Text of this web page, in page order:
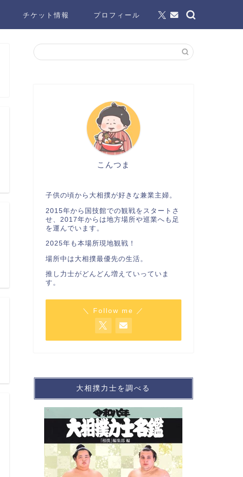
チケット情報 プロフィール
こんつま
子供の頃から大相撲が好きな兼業主婦。
2015年から国技館での観戦をスタートさ
せ、2017年からは地方場所や巡業へも足
を運んでいます。
2025年も本場所現地観戦！
場所中は大相撲最優先の生活。
推し力士がどんどん増えていっていま
す。
＼ Follow me ／
大相撲力士を調べる